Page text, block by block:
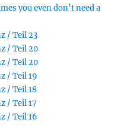
you even don’t need a
/ Teil 23
/ Teil 20
/ Teil 20
/ Teil 19
/ Teil 18
/ Teil 17
/ Teil 16